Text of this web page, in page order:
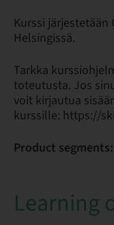
Kurssi
Helsingissä.
Tarkka
toteutusta. Jos
voit kirjautua
kurssille: https://
Product segments:
Learning